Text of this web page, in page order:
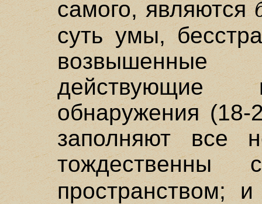
самого, являются
суть умы,
обнаружения
заполняют все
пространством;